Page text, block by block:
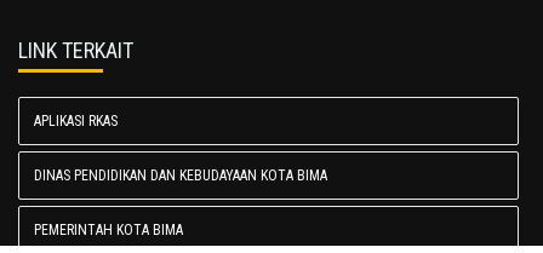
LINK TERKAIT
APLIKASI RKAS
DINAS PENDIDIKAN DAN KEBUDAYAAN KOTA BIMA
PEMERINTAH KOTA BIMA